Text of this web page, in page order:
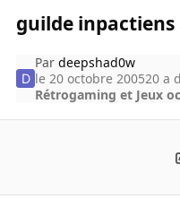
guilde
Pardeepshad0w
le 20 octobre 200520 a
Rétrogaming et Jeux